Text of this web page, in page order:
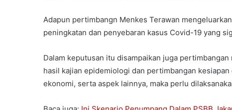
Adapun pertimbangn Menkes Terawan
peningkatan dan penyebaran kasus Covid-19 yang
Dalam keputusan itu disampaikan juga
hasil kajian epidemiologi dan pertimbangan
ekonomi, serta aspek lainnya, maka perlu